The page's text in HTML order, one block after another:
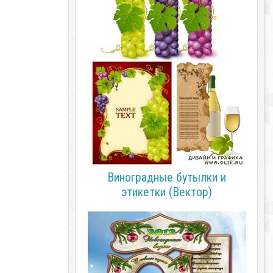
Виноградные бутылки и
этикетки (Вектор)